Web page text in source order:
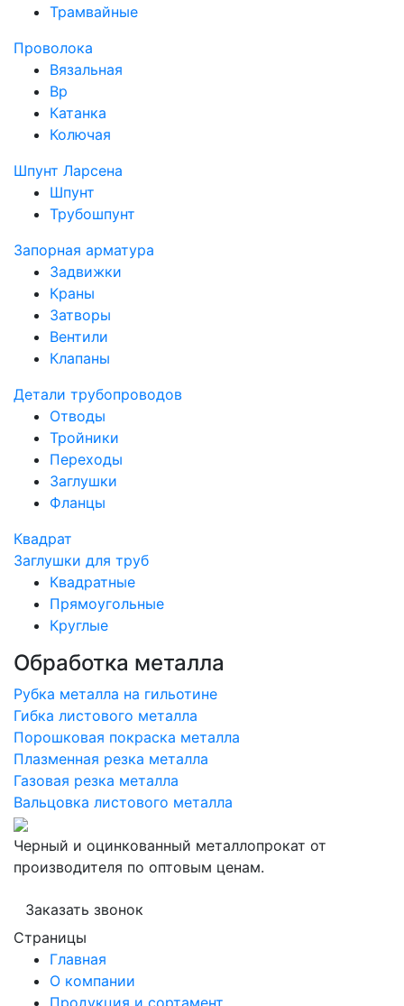
Трамвайные
Проволока
Вязальная
Вр
Катанка
Колючая
Шпунт Ларсена
Шпунт
Трубошпунт
Запорная арматура
Задвижки
Краны
Затворы
Вентили
Клапаны
Детали трубопроводов
Отводы
Тройники
Переходы
Заглушки
Фланцы
Квадрат
Заглушки для труб
Квадратные
Прямоугольные
Круглые
Обработка металла
Рубка металла на гильотине
Гибка листового металла
Порошковая покраска металла
Плазменная резка металла
Газовая резка металла
Вальцовка листового металла
Черный и оцинкованный металлопрокат от
производителя по оптовым ценам.
Заказать звонок
Страницы
Главная
О компании
Продукция и сортамент